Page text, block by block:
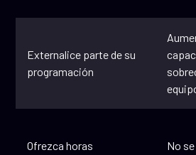
Externalice parte de su
programación
Ofrezca horas
No